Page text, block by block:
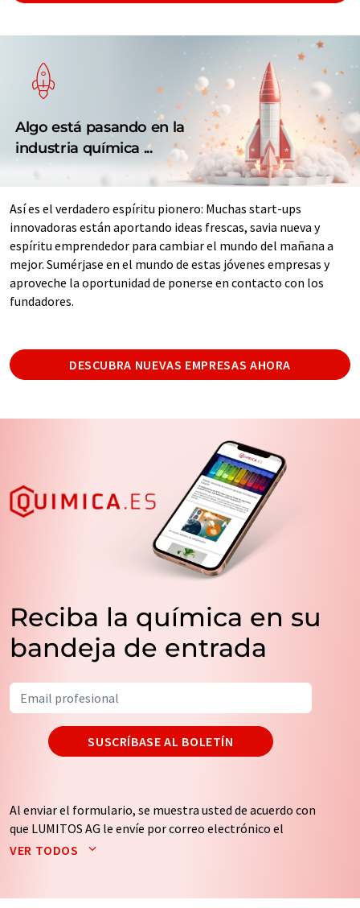
Algo está pasando en la
industria química ...
Así es el verdadero espíritu pionero: Muchas start-ups
innovadoras están aportando ideas frescas, savia nueva y
espíritu emprendedor para cambiar el mundo del mañana a
mejor. Sumérjase en el mundo de estas jóvenes empresas y
aproveche la oportunidad de ponerse en contacto con los
fundadores.
DESCUBRA NUEVAS EMPRESAS AHORA
Reciba la química en su
bandeja de entrada
SUSCRÍBASE AL BOLETÍN
Al enviar el formulario, se muestra usted de acuerdo con
que LUMITOS AG le envíe por correo electrónico el
boletín o boletines seleccionados anteriormente. Sus
de nuestrapolítica de protección de datos. LUMITOS
VER TODOS